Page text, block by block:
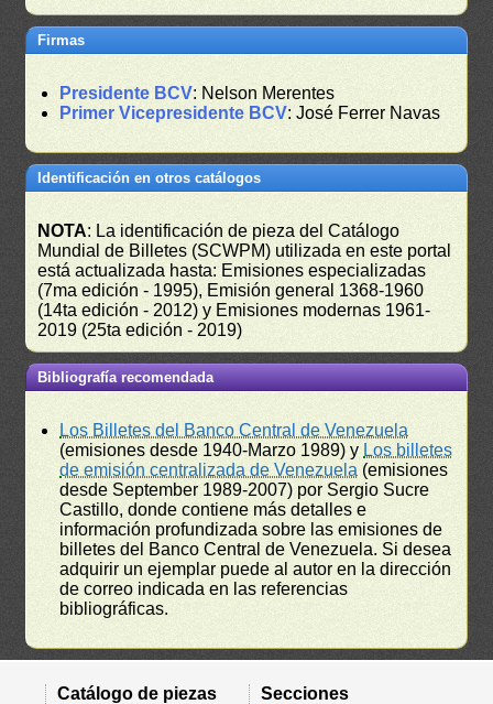
Firmas
Presidente BCV: Nelson Merentes
Primer Vicepresidente BCV: José Ferrer Navas
Identificación en otros catálogos
NOTA: La identificación de pieza del Catálogo
Mundial de Billetes (SCWPM) utilizada en este portal
está actualizada hasta: Emisiones especializadas
(7ma edición - 1995), Emisión general 1368-1960
(14ta edición - 2012) y Emisiones modernas 1961-
2019 (25ta edición - 2019)
Bibliografía recomendada
Los Billetes del Banco Central de Venezuela
(emisiones desde 1940-Marzo 1989) y Los billetes
de emisión centralizada de Venezuela (emisiones
desde September 1989-2007) por Sergio Sucre
Castillo, donde contiene más detalles e
información profundizada sobre las emisiones de
billetes del Banco Central de Venezuela. Si desea
adquirir un ejemplar puede al autor en la dirección
de correo indicada en las referencias
bibliográficas.
Catálogo de piezas
Secciones